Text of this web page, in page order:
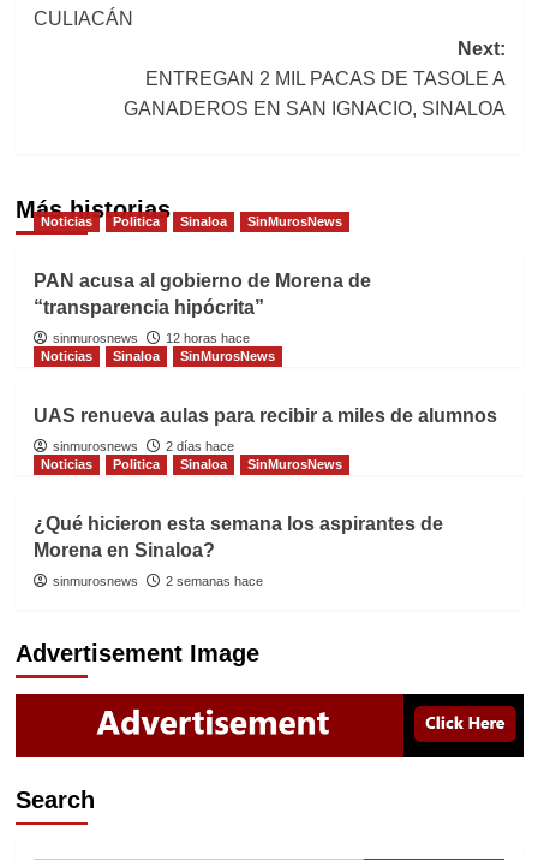
CULIACÁN
Next:
ENTREGAN 2 MIL PACAS DE TASOLE A
GANADEROS EN SAN IGNACIO, SINALOA
Más historias
Noticias Politica Sinaloa SinMurosNews
PAN acusa al gobierno de Morena de
“transparencia hipócrita”
sinmurosnews
12 horas hace
Noticias
Sinaloa SinMurosNews
UAS renueva aulas para recibir a miles de alumnos
sinmurosnews
2 días hace
Noticias
Politica Sinaloa SinMurosNews
¿Qué hicieron esta semana los aspirantes de
Morena en Sinaloa?
sinmurosnews 2 semanas hace
Advertisement Image
Search